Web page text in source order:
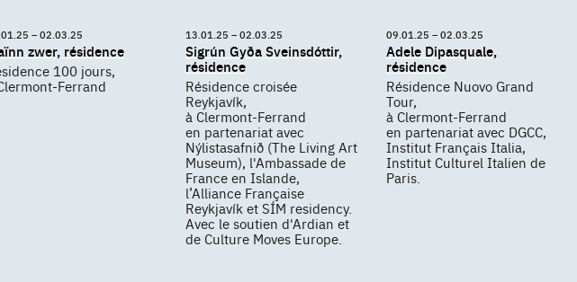
– 02.03.25
zwer, résidence
100 jours,
Ferrand
13.01.25 – 02.03.25
Sigrún Gyða Sveinsdóttir,
résidence
Résidence croisée
Reykjavík,
à Clermont-Ferrand
en partenariat avec
Nýlistasafnið (The Living Art
Museum), l'Ambassade de
France en Islande,
l’Alliance Française
Reykjavík et SÍM residency.
Avec le soutien d'Ardian et
de Culture Moves Europe.
09.01.25 – 02.03.25
Adele Dipasquale,
résidence
Résidence Nuovo Grand
Tour,
à Clermont-Ferrand
en partenariat avec DGCC,
Institut Français Italia,
Institut Culturel Italien de
Paris.